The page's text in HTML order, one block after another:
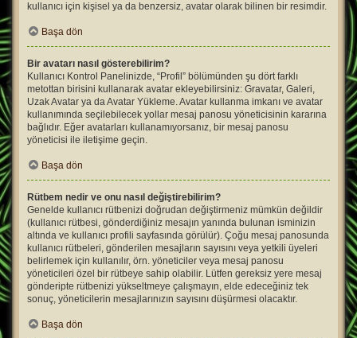
kullanıcı için kişisel ya da benzersiz, avatar olarak bilinen bir resimdir.
Başa dön
Bir avatarı nasıl gösterebilirim?
Kullanıcı Kontrol Panelinizde, “Profil” bölümünden şu dört farklı
metottan birisini kullanarak avatar ekleyebilirsiniz: Gravatar, Galeri,
Uzak Avatar ya da Avatar Yükleme. Avatar kullanma imkanı ve avatar
kullanımında seçilebilecek yollar mesaj panosu yöneticisinin kararına
bağlıdır. Eğer avatarları kullanamıyorsanız, bir mesaj panosu
yöneticisi ile iletişime geçin.
Başa dön
Rütbem nedir ve onu nasıl değiştirebilirim?
Genelde kullanıcı rütbenizi doğrudan değiştirmeniz mümkün değildir
(kullanıcı rütbesi, gönderdiğiniz mesajın yanında bulunan isminizin
altında ve kullanıcı profili sayfasında görülür). Çoğu mesaj panosunda
kullanıcı rütbeleri, gönderilen mesajların sayısını veya yetkili üyeleri
belirlemek için kullanılır, örn. yöneticiler veya mesaj panosu
yöneticileri özel bir rütbeye sahip olabilir. Lütfen gereksiz yere mesaj
gönderipte rütbenizi yükseltmeye çalışmayın, elde edeceğiniz tek
sonuç, yöneticilerin mesajlarınızın sayısını düşürmesi olacaktır.
Başa dön